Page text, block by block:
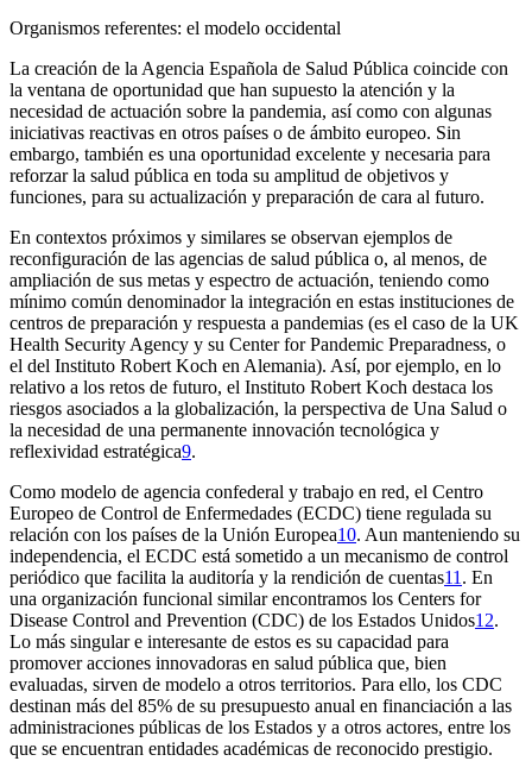
Organismos referentes: el modelo occidental
La creación de la Agencia Española de Salud Pública coincide con
la ventana de oportunidad que han supuesto la atención y la
necesidad de actuación sobre la pandemia, así como con algunas
iniciativas reactivas en otros países o de ámbito europeo. Sin
embargo, también es una oportunidad excelente y necesaria para
reforzar la salud pública en toda su amplitud de objetivos y
funciones, para su actualización y preparación de cara al futuro.
En contextos próximos y similares se observan ejemplos de
reconfiguración de las agencias de salud pública o, al menos, de
ampliación de sus metas y espectro de actuación, teniendo como
mínimo común denominador la integración en estas instituciones de
centros de preparación y respuesta a pandemias (es el caso de la UK
Health Security Agency y su Center for Pandemic Preparadness, o
el del Instituto Robert Koch en Alemania). Así, por ejemplo, en lo
relativo a los retos de futuro, el Instituto Robert Koch destaca los
riesgos asociados a la globalización, la perspectiva de Una Salud o
la necesidad de una permanente innovación tecnológica y
reflexividad estratégica9.
Como modelo de agencia confederal y trabajo en red, el Centro
Europeo de Control de Enfermedades (ECDC) tiene regulada su
relación con los países de la Unión Europea10. Aun manteniendo su
independencia, el ECDC está sometido a un mecanismo de control
periódico que facilita la auditoría y la rendición de cuentas11. En
una organización funcional similar encontramos los Centers for
Disease Control and Prevention (CDC) de los Estados Unidos12.
Lo más singular e interesante de estos es su capacidad para
promover acciones innovadoras en salud pública que, bien
evaluadas, sirven de modelo a otros territorios. Para ello, los CDC
destinan más del 85% de su presupuesto anual en financiación a las
administraciones públicas de los Estados y a otros actores, entre los
que se encuentran entidades académicas de reconocido prestigio.